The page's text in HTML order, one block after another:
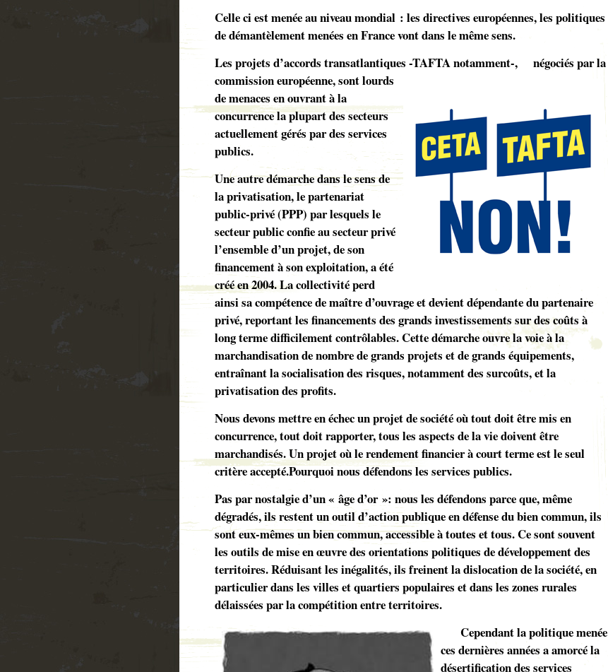
Celle ci est menée au niveau mondial : les directives européennes, les politiques
de démantèlement menées en France vont dans le même sens.
Les projets d’accords transatlantiques -TAFTA notamment-, négociés par la
commission européenne, sont lourds
de menaces en ouvrant à la
concurrence la plupart des secteurs
actuellement gérés par des services
publics.
Une autre démarche dans le sens de
la privatisation, le partenariat
public-privé (PPP) par lesquels le
secteur public confie au secteur privé
l’ensemble d’un projet, de son
financement à son exploitation, a été
créé en 2004. La collectivité perd
ainsi sa compétence de maître d’ouvrage et devient dépendante du partenaire
privé, reportant les financements des grands investissements sur des coûts à
long terme difficilement contrôlables. Cette démarche ouvre la voie à la
marchandisation de nombre de grands projets et de grands équipements,
entraînant la socialisation des risques, notamment des surcoûts, et la
privatisation des profits.
Nous devons mettre en échec un projet de société où tout doit être mis en
concurrence, tout doit rapporter, tous les aspects de la vie doivent être
marchandisés. Un projet où le rendement financier à court terme est le seul
critère accepté.Pourquoi nous défendons les services publics.
Pas par nostalgie d’un « âge d’or »: nous les défendons parce que, même
dégradés, ils restent un outil d’action publique en défense du bien commun, ils
sont eux-mêmes un bien commun, accessible à toutes et tous. Ce sont souvent
les outils de mise en œuvre des orientations politiques de développement des
territoires. Réduisant les inégalités, ils freinent la dislocation de la société, en
particulier dans les villes et quartiers populaires et dans les zones rurales
délaissées par la compétition entre territoires.
Cependant la politique menée
ces dernières années a amorcé la
désertification des services